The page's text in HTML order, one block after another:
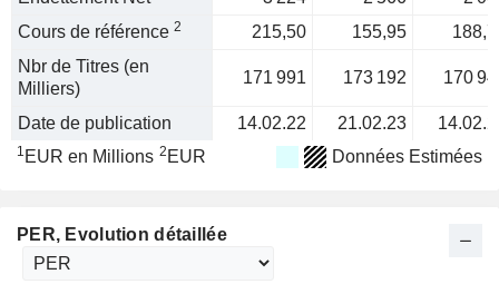
Cours de référence 2 215,50 155,95
Nbr de Titres (en
Milliers)
171 991 173 192 170
Date de publication 14.02.22 21.02.23
1 EUR en Millions 2 EUR Données Estimées
PER, Evolution détaillée